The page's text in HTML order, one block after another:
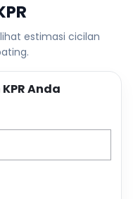
estimasi cicilan
Anda